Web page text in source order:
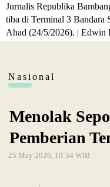
Jurnalis Republika
tiba di Terminal 3 Bandara
Ahad (24/5/2026). | Edwin
Nasional
Menolak
Pemberian
25 May 2026, 10:34 WIB